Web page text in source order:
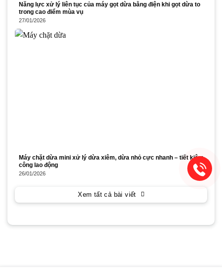
Năng lực xử lý liên tục của máy gọt dừa bằng điện khi gọt dừa to
trong cao điểm mùa vụ
27/01/2026
Máy chặt dừa mini xử lý dừa xiêm, dừa nhỏ cực nhanh – tiết kiệm
công lao động
26/01/2026
Xem tất cả bài viết